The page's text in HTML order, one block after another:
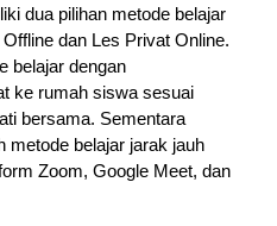
dua pilihan metode belajar
dan Les Privat Online.
belajar dengan
ke rumah siswa sesuai
bersama. Sementara
metode belajar jarak jauh
Zoom, Google Meet, dan